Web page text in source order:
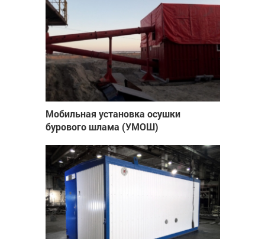
Мобильная установка осушки
бурового шлама (УМОШ)